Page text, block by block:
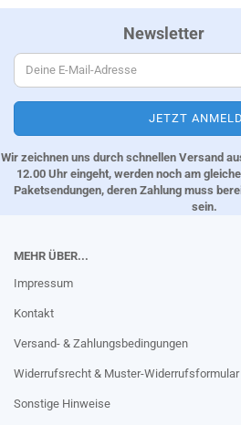
Newsletter
Wir zeichnen uns durch schnellen Versand
12.00 Uhr eingeht, werden noch am
Paketsendungen, deren Zahlung muss
sein.
MEHR ÜBER...
Impressum
Kontakt
Versand- & Zahlungsbedingungen
Widerrufsrecht & Muster-Widerrufsformular
Sonstige Hinweise